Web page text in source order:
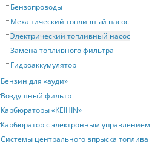
Бензопроводы
Механический топливный насос
Электрический топливный насос
Замена топливного фильтра
Гидроаккумулятор
Бензин для «ауди»
Воздушный фильтр
Карбюраторы «KEIHIN»
Карбюратор с электронным управлением
Системы центрального впрыска топлива